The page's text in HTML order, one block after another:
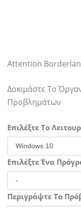
Attention
Δοκιμάστε Το
Προβλημάτων
Επιλέξτε Το
Επιλέξτε Ένα
Περιγράψτε Το